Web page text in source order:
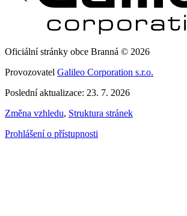
Oficiální stránky obce Branná © 2026
Provozovatel Galileo Corporation s.r.o.
Poslední aktualizace: 23. 7. 2026
Změna vzhledu, Struktura stránek
Prohlášení o přístupnosti